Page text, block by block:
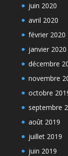
juin 2020
avril 2020
février 2020
janvier 2020
décembre
novembre
octobre
septembre
août 2019
juillet 2019
juin 2019